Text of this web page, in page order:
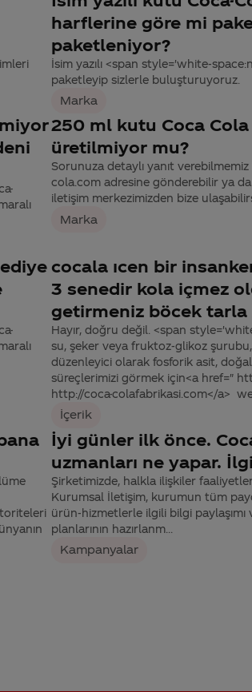
harflerine göre mi
paketleniyor?
İsim yazılı <span style='white-
paketleyip sizlerle buluşturuyoruz.
Marka
250 ml kutu Coca
üretilmiyor mu?
Sorunuza detaylı yanıt
cola.com adresine gönderebilir ya
iletişim merkezimizden bize
Marka
cocala ıcen bir
3 senedir kola içmez
getirmeniz böcek tarla
Hayır, doğru değil. <span
su, şeker veya fruktoz-glikoz
düzenleyici olarak fosforik asit,
süreçlerimizi görmek için<a href="
http://coca-colafabrikasi.com</a>
İçerik
İyi günler ilk önce.
uzmanları ne yapar.
Şirketimizde, halkla ilişkiler
Kurumsal İletişim, kurumun tüm
ürün-hizmetlerle ilgili bilgi
planlarının hazırlanm...
Kampanyalar